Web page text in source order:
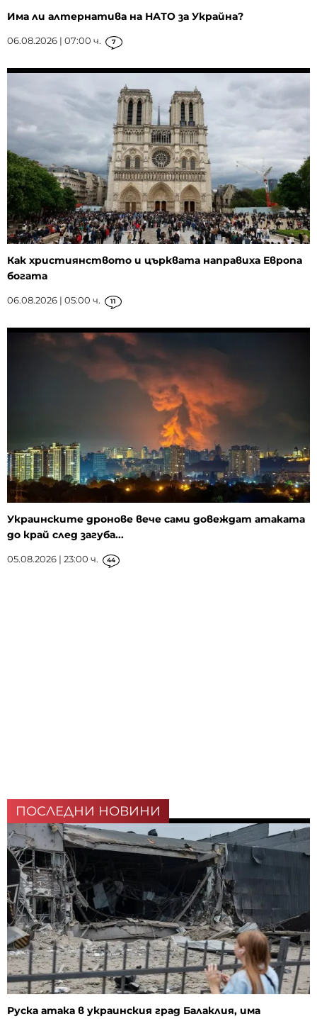
Има ли алтернатива на НАТО за Украйна?
06.08.2026 | 07:00 ч. 7
Как християнството и църквата направиха Европа
богата
06.08.2026 | 05:00 ч. 11
Украинските дронове вече сами довеждат атаката
до край след загуба...
05.08.2026 | 23:00 ч. 44
ПОСЛЕДНИ НОВИНИ
Руска атака в украинския град Балаклия, има